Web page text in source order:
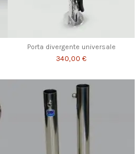
Porta divergente universale
340,00 €